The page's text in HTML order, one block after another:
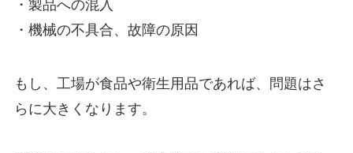
・製品への混入
・機械の不具合、故障の原因
もし、工場が食品や衛生用品であれば、問題はさ
らに大きくなります。